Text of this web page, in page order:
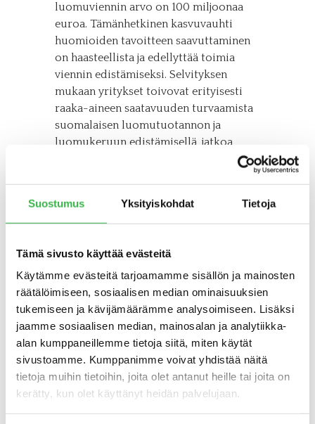
Suostumus Yksityiskohdat Tietoja
Tämä sivusto käyttää evästeitä
Käytämme evästeitä tarjoamamme sisällön ja mainosten
räätälöimiseen, sosiaalisen median ominaisuuksien
tukemiseen ja kävijämäärämme analysoimiseen. Lisäksi
jaamme sosiaalisen median, mainosalan ja analytiikka-
alan kumppaneillemme tietoja siitä, miten käytät
sivustoamme. Kumppanimme voivat yhdistää näitä
tietoja muihin tietoihin, joita olet antanut heille tai joita on
kerätty, kun olet käyttänyt heidän palvelujaan.
luomuviennin arvo on 100 miljoonaa
euroa. Tämänhetkinen kasvuvauhti
huomioiden tavoitteen saavuttaminen
on haasteellista ja edellyttää toimia
viennin edistämiseksi. Selvityksen
mukaan yritykset toivovat erityisesti
raaka-aineen saatavuuden turvaamista
suomalaisen luomutuotannon ja
luomukeruun edistämisellä, jatkoa
Business Finlandin Food from Finland-
Selvityksen rahoitti maa- ja
svenska.